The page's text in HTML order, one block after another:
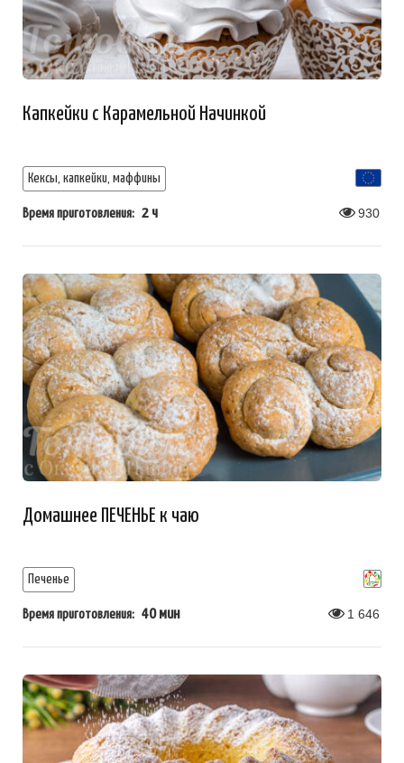
Капкейки с Карамельной Начинкой
Кексы, капкейки, маффины
Время приготовления: 2 ч 930
Домашнее ПЕЧЕНЬЕ к чаю
Печенье
Время приготовления: 40 мин 1 646